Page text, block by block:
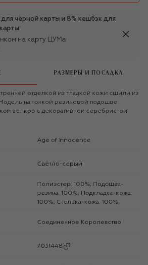
чёрной карты и 8% кешбэк для
на карту ЦУМа
РАЗМЕРЫ И ПОСАДКА
отделкой из гладкой кожи сшили из
на тонкой резиновой подошве
велкро с декоративной серебристой
Age of Innocence
Светло-серый
Полиэстер: 100%; Подошва-
резина: 100%; Подкладка-кожа:
100%; Стелька-кожа: 100%;
Соединенное Королевство
7031448